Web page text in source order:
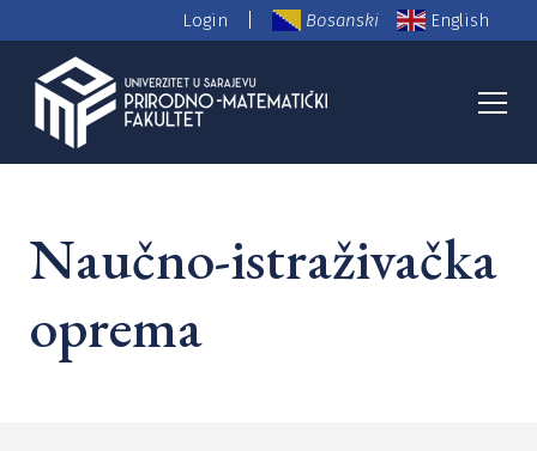
Login Bosanski English
Naučno-istraživačka
oprema